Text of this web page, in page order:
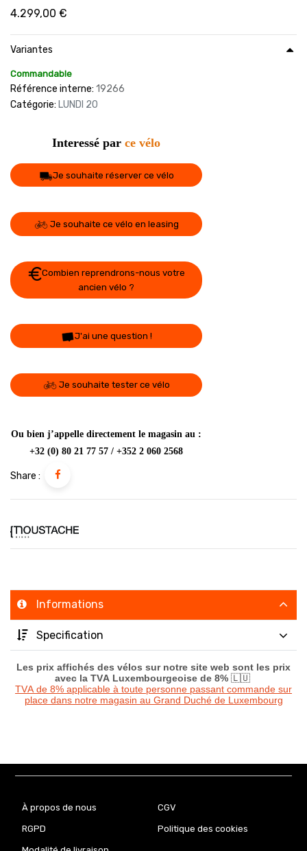
4.299,00 €
Variantes
Commandable
Référence interne: 19266
Catégorie: LUNDI 20
Interessé par ce vélo
Je souhaite réserver ce vélo
Je souhaite ce vélo en leasing
Combien reprendrons-nous votre
ancien vélo ?
J'ai une question !
Je souhaite tester ce vélo
Ou bien j’appelle directement le magasin au :
+32 (0) 80 21 77 57 / +352 2 060 2568
Share :
Informations
Specification
Les prix affichés des vélos sur notre site web sont les prix
avec la TVA Luxembourgeoise de 8% 🇱🇺
TVA de 8% applicable à toute personne passant commande sur
place dans notre magasin au Grand Duché de Luxembourg
À propos de nous CGV
RGPD Politique des cookies